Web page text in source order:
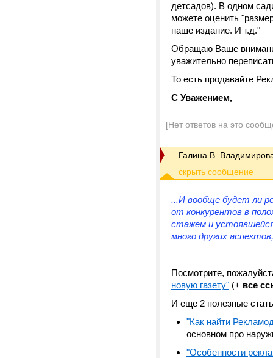
детсадов). В одном
можете оценить
наше издание. И т.д."
Обращаю Ваше
уважительно
То есть продавайте
С Уважением,
[Нет ответов на это
Галина В.
...И вообще будет ли
от конкурентов в
стажем и
много других
Посмотрите,
новую газету" (+ все
И еще 2 полезные
"Как найти
основном про
"Особенности